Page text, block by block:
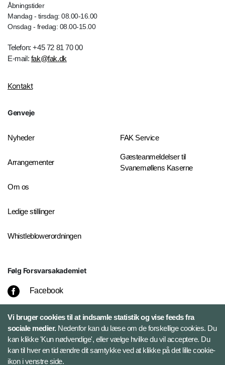
Åbningstider
Mandag - tirsdag: 08.00-16.00
Onsdag - fredag: 08.00-15.00
Telefon: +45 72 81 70 00
E-mail: fak@fak.dk
Kontakt
Genveje
Nyheder
Arrangementer
Om os
Ledige stillinger
Whistleblowerordningen
FAK Service
Gæsteanmeldelser til
Svanemøllens Kaserne
Følg Forsvarsakademiet
Facebook
LinkedIn
Twitter
Vi bruger cookies til at indsamle statistik og vise feeds fra
sociale medier.Nedenfor kan du læse om de forskellige cookies. Du
kan klikke 'Kun nødvendige', eller vælge hvilke du vil acceptere. Du
kan til hver en tid ændre dit samtykke ved at klikke på det lille cookie-
ikon i venstre side.